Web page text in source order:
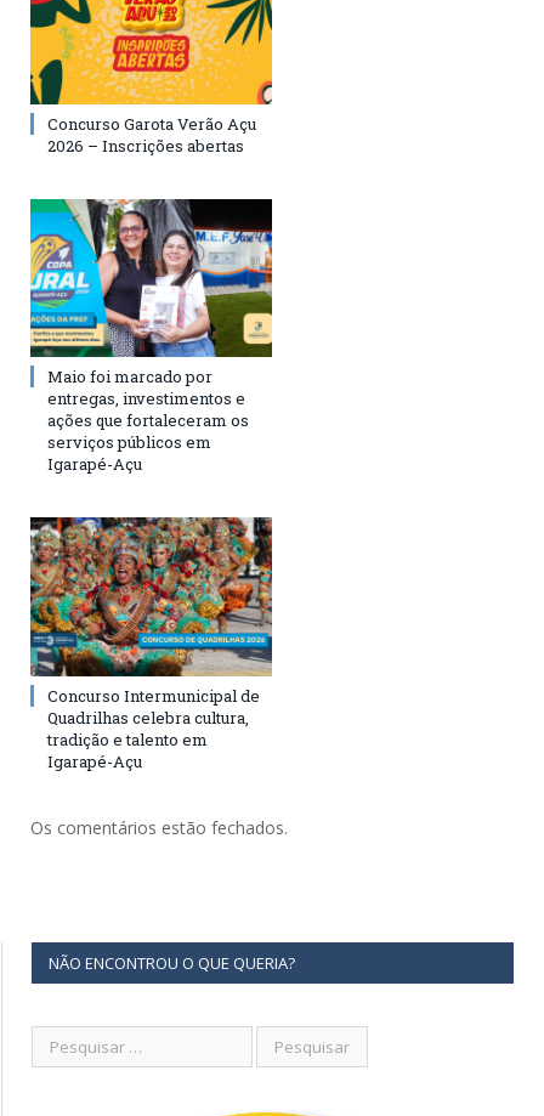
Concurso Garota Verão Açu
2026 – Inscrições abertas
Maio foi marcado por
entregas, investimentos e
ações que fortaleceram os
serviços públicos em
Igarapé-Açu
Concurso Intermunicipal de
Quadrilhas celebra cultura,
tradição e talento em
Igarapé-Açu
Os comentários estão fechados.
NÃO ENCONTROU O QUE QUERIA?